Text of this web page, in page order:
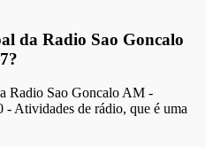
da Radio Sao Goncalo
Radio Sao Goncalo AM -
Atividades de rádio, que é uma